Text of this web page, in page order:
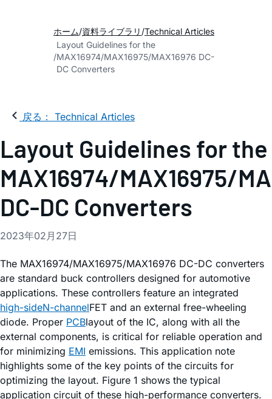
ホーム 資料ライブラリ Technical Articles
Layout Guidelines for the
MAX16974/MAX16975/MAX16976 DC-
DC Converters
戻る： Technical Articles
Layout Guidelines for the
MAX16974/MAX16975/
DC-DC Converters
2023年02月27日
The MAX16974/MAX16975/MAX16976 DC-DC converters
are standard buck controllers designed for automotive
applications. These controllers feature an integrated
high-sideN-channelFET and an external free-wheeling
diode. Proper PCBlayout of the IC, along with all the
external components, is critical for reliable operation and
for minimizing EMI emissions. This application note
highlights some of the key points of the circuits for
optimizing the layout. Figure 1 shows the typical
application circuit of these high-performance converters.